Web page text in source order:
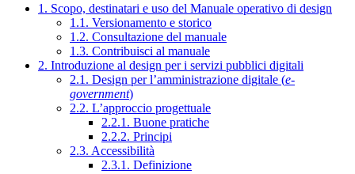
1. Scopo, destinatari e uso del Manuale operativo di design
1.1. Versionamento e storico
1.2. Consultazione del manuale
1.3. Contribuisci al manuale
2. Introduzione al design per i servizi pubblici digitali
2.1. Design per l’amministrazione digitale (e-
government)
2.2. L’approccio progettuale
2.2.1. Buone pratiche
2.2.2. Principi
2.3. Accessibilità
2.3.1. Definizione